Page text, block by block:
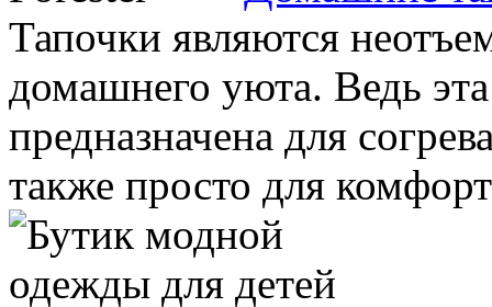
Тапочки являются
домашнего уюта. Ведь
предназначена для
также просто для